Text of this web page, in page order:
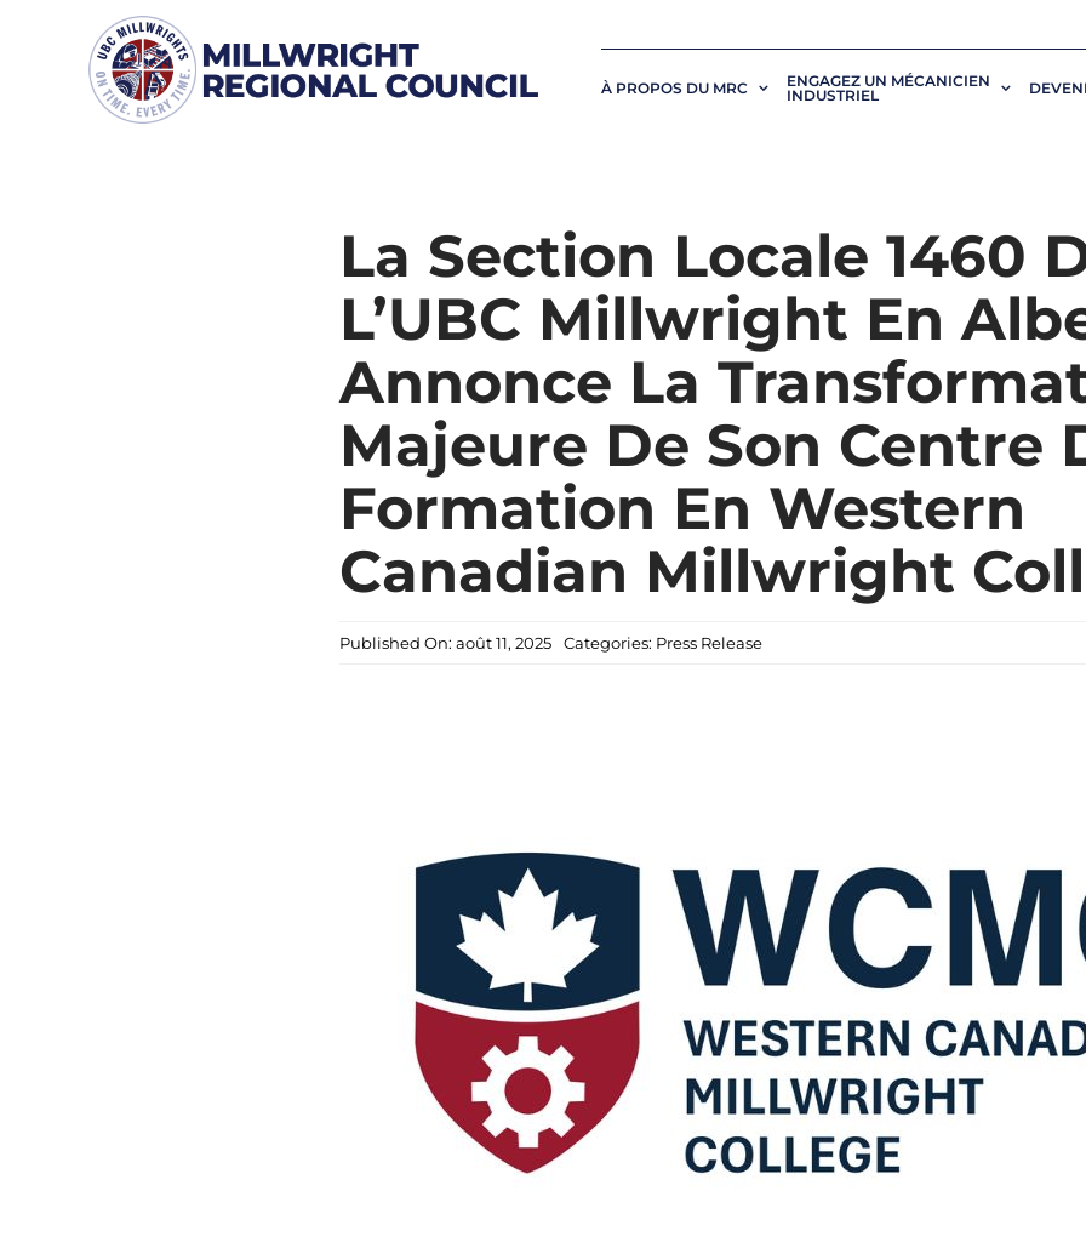
À PROPOS DU MRC
ENGAGEZ UN MÉCANICIEN
INDUSTRIEL
La Section Locale 1460
L’UBC Millwright En
Annonce La
Majeure De Son Centre
Formation En Western
Canadian Millwright
Published On: août 11, 2025 Categories: Press Release